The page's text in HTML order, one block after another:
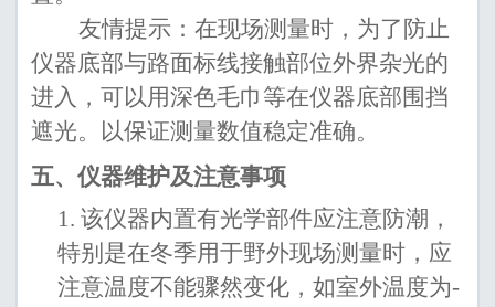
友情提示：在现场测量时，为了防止
仪器底部与路面标线接触部位外界杂光的
进入，可以用深色毛巾等在仪器底部围挡
遮光。以保证测量数值稳定准确。
五、仪器维护及注意事项
1.该仪器内置有光学部件应注意防潮，
特别是在冬季用于野外现场测量时，应
注意温度不能骤然变化，如室外温度为-